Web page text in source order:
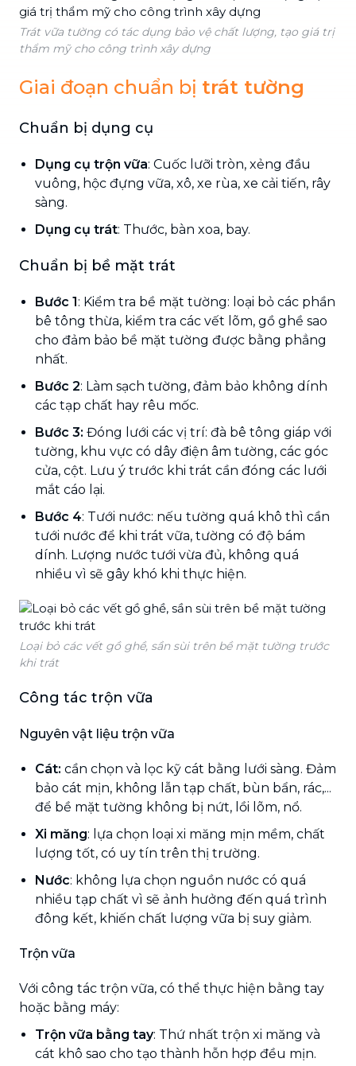
Trát vữa tường có tác dụng bảo vệ chất lượng, tạo giá trị
thẩm mỹ cho công trình xây dựng
Giai đoạn chuẩn bị trát tường
Chuẩn bị dụng cụ
Dụng cụ trộn vữa: Cuốc lưỡi tròn, xẻng đầu
vuông, hộc đựng vữa, xô, xe rùa, xe cải tiến, rây
sàng.
Dụng cụ trát: Thước, bàn xoa, bay.
Chuẩn bị bề mặt trát
Bước 1: Kiểm tra bề mặt tường: loại bỏ các phần
bê tông thừa, kiểm tra các vết lõm, gồ ghề sao
cho đảm bảo bề mặt tường được bằng phẳng
nhất.
Bước 2: Làm sạch tường, đảm bảo không dính
các tạp chất hay rêu mốc.
Bước 3: Đóng lưới các vị trí: đà bê tông giáp với
tường, khu vực có dây điện âm tường, các góc
cửa, cột. Lưu ý trước khi trát cần đóng các lưới
mắt cáo lại.
Bước 4: Tưới nước: nếu tường quá khô thì cần
tưới nước để khi trát vữa, tường có độ bám
dính. Lượng nước tưới vừa đủ, không quá
nhiều vì sẽ gây khó khi thực hiện.
Loại bỏ các vết gồ ghề, sần sùi trên bề mặt tường trước
khi trát
Công tác trộn vữa
Nguyên vật liệu trộn vữa
Cát: cần chọn và lọc kỹ cát bằng lưới sàng. Đảm
bảo cát mịn, không lẫn tạp chất, bùn bẩn, rác,...
để bề mặt tường không bị nứt, lồi lõm, nổ.
Xi măng: lựa chọn loại xi măng mịn mềm, chất
lượng tốt, có uy tín trên thị trường.
Nước: không lựa chọn nguồn nước có quá
nhiều tạp chất vì sẽ ảnh hưởng đến quá trình
đông kết, khiến chất lượng vữa bị suy giảm.
Trộn vữa
Với công tác trộn vữa, có thể thực hiện bằng tay
hoặc bằng máy:
Trộn vữa bằng tay: Thứ nhất trộn xi măng và
cát khô sao cho tạo thành hỗn hợp đều mịn.